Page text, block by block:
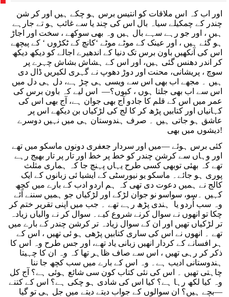
اور اب کہ اس ملاقات کو انتیس برس ہو چکے ہیں اور کر شن
چندر کے چمکیلے سیاہ بال اس کی چند یا سے غائب ہو تے جارہے
ہیں ، اور جو رہے سہے بال ہیں وہ بھی سوکھے ، سخت اور اجاڑ
ہو گئے ہیں ، اور عینک کے موٹے موٹے ‘کانچ کے ٹکڑوں ‘ کے پیچھے
اس کی آنکھیں باون برس تک دنیا کے اندھیرے اجالے کو دیکھ دیکھ
کر اندر دھنس گئی ہیں، اور اس کے ہشاش بشاش چہرے پر
سوچ ، پریشانی، محنت اور دوڑ دھوپ نے گہری لکیریں ڈال دی
ہیں ۔ مجھے اب بھی اس سے ویسی ہی چڑ ہے، دل ہی دل میں
اس سے اب بھی جلتا ہوں ، کیوں؟— اس لیے کہ باون برس کی
عمر میں اس کے قلم کا جادو آج بھی جوان ہے، آج بھی اس کی
کہانیاں اور کتابیں پڑھ کر کا لج کی لڑکیاں بن دیکھے اس پر
عاشق ہو جاتی ہیں ۔ صرف ہندوستان ہی میں نہیں دوسرے
دیشوں میں بھی!
کئی برس ہوئے —میں اور سردار جعفری دونوں ماسکو میں تھے
اور وہاں سے کرشن چندر کو خط پر خط اور تار پر تار بھیج رہے
تھے کہ بھئی توبھی کسی طرح یہاں پہنچ جا کہ ہماری مثلث
پوری ہو جائے۔ ماسکو یو نیورسٹی کے ایشیا ئی زبانوں کے ایک
کالج نے ہمیں دعوت دی تھی کہ ہم اردو ادب کے بارے میں کچھ
کہیں ۔سو، سواسو نو جوان لڑکے اور لڑکیاں جو ہمیں سننے آئے
وہ سب اُردو یا ہندی پڑھ رہے تھے ۔ جب میں اپنی تقریر ختم کر
چکا تو انھوں نے سوال کرنے شروع کیے۔ سوال کر نے والیاں زیادہ
تر لڑکیاں تھیں اور ان کے سوال زیادہ تر کرشن چندر کے بارے میں
تھے ۔ انھوں نے اس کی ساری کتابیں پڑھی ہو ئی تھیں ، اس کے
ہر افسانے کے کردار انھیں زبانی یاد تھے، اور جس طرح وہ اس کا
ذکر کر رہی تھیں ، اس سے صاف ظاہر تھا کہ وہ ان کا چہیتا
ہندوستانی ادیب ہے۔ وہ اس کے بارے میں سب کچھ جا ننا
چاہتی تھیں ۔ اس کی نئی کتاب کون سی شائع ہوئی ہے؟ آج کل
وہ کیا لکھ رہا ہے؟ کیا اس کی شادی ہو چکی ہے؟ اس کے کتنے
بچے ہیں؟ ان سوالوں کے جواب دیتے دیتے میں جل ہی تو گیا—